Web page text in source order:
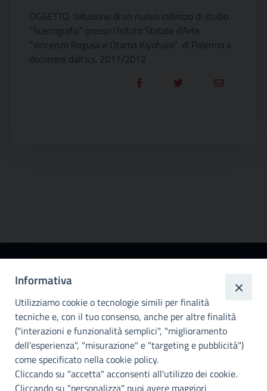
OGGETTO: Isituzione di un nuovo indirizzo di studio
“Scenografia” presso l’Isituto Statale d’Arte
“Vincenzo Ragusa e Otama Kiyohara” di Palermo a
decorrere dall’a.s. 2011/2012
metropolitana di
Palermo
Info e contatti
Città Metropoliitana di Palermo
Via Maqueda, 100 - 90134 - Palermo
Cod. Fisc. 80021470820
PEC: cm.pa@cert.cittametropolitana.pa.it
Informativa
Utilizziamo cookie o tecnologie simili per finalità
tecniche e, con il tuo consenso, anche per altre finalità
("interazioni e funzionalità semplici", "miglioramento
dell'esperienza", "misurazione" e "targeting e pubblicità")
come specificato nella cookie policy.
Cliccando su "accetta" acconsenti all'utilizzo dei cookie.
Cliccando su "personalizza" puoi avere maggiori